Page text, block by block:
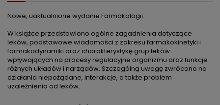
Nowe, uaktualnione wydanie Farmakologii.
W książce przedstawiono ogólne zagadnienia dotyczące
leków, podstawowe wiadomości z zakresu farmakokinetyki i
farmakodynamiki oraz charakterystykę grup leków
wpływających na procesy regulacyjne organizmu oraz funkcje
różnych układów i narządów. Szczególną uwagę zwrócono na
działania niepożądane, interakcje, a także problem
uzależnienia od leków.